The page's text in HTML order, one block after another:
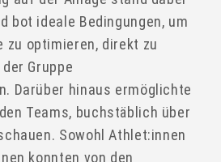
bot ideale Bedingungen, um
zu optimieren, direkt zu
Gruppe
Darüber hinaus ermöglichte
Teams, buchstäblich über
Sowohl Athlet:innen
konnten von den